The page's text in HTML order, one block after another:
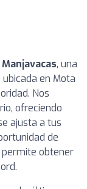
, una
en Mota
Nos
ofreciendo
ajusta a tus
de
obtener